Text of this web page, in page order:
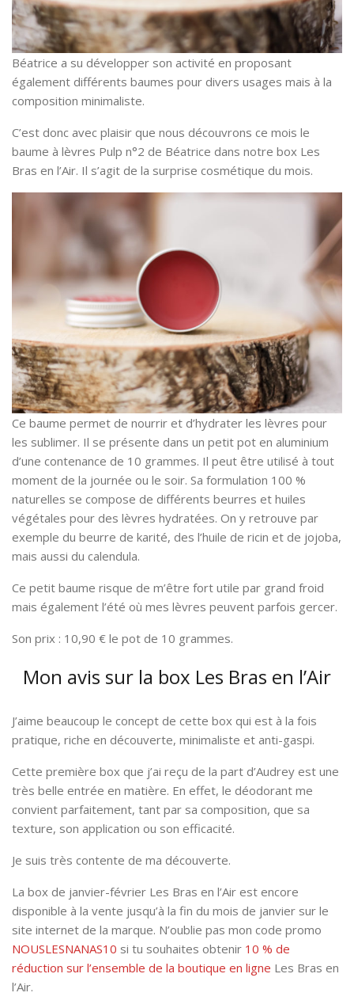
Béatrice a su développer son activité en proposant
également différents baumes pour divers usages mais à la
composition minimaliste.
C’est donc avec plaisir que nous découvrons ce mois le
baume à lèvres Pulp n°2 de Béatrice dans notre box Les
Bras en l’Air. Il s’agit de la surprise cosmétique du mois.
Ce baume permet de nourrir et d’hydrater les lèvres pour
les sublimer. Il se présente dans un petit pot en aluminium
d’une contenance de 10 grammes. Il peut être utilisé à tout
moment de la journée ou le soir. Sa formulation 100 %
naturelles se compose de différents beurres et huiles
végétales pour des lèvres hydratées. On y retrouve par
exemple du beurre de karité, des l’huile de ricin et de jojoba,
mais aussi du calendula.
Ce petit baume risque de m’être fort utile par grand froid
mais également l’été où mes lèvres peuvent parfois gercer.
Son prix : 10,90 € le pot de 10 grammes.
Mon avis sur la box Les Bras en l’Air
J’aime beaucoup le concept de cette box qui est à la fois
pratique, riche en découverte, minimaliste et anti-gaspi.
Cette première box que j’ai reçu de la part d’Audrey est une
très belle entrée en matière. En effet, le déodorant me
convient parfaitement, tant par sa composition, que sa
texture, son application ou son efficacité.
Je suis très contente de ma découverte.
La box de janvier-février Les Bras en l’Air est encore
disponible à la vente jusqu’à la fin du mois de janvier sur le
site internet de la marque. N’oublie pas mon code promo
NOUSLESNANAS10 si tu souhaites obtenir 10 % de
réduction sur l’ensemble de la boutique en ligne Les Bras en
l’Air.